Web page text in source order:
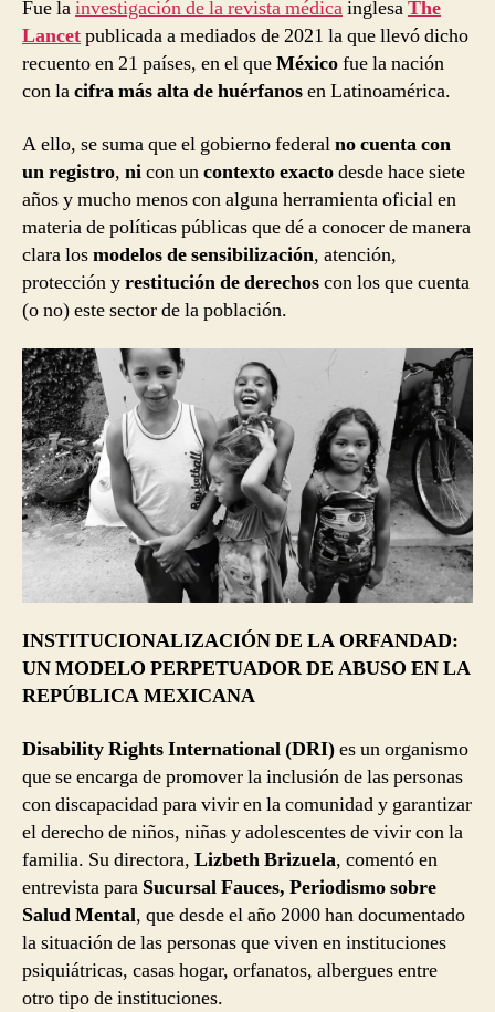
Fue lainvestigación de la revista médicainglesaThe
Lancetpublicada a mediados de 2021 la que llevó dicho
recuento en 21 países, en el queMéxicofue la nación
con lacifra más alta de huérfanosen Latinoamérica.
A ello, se suma que el gobierno federalno cuenta con
un registro, nicon uncontexto exactodesde hace siete
años y mucho menos con alguna herramienta oficial en
materia de políticas públicas que dé a conocer de manera
clara losmodelos de sensibilización, atención,
protección yrestitución de derechoscon los que cuenta
(o no) este sector de la población.
INSTITUCIONALIZACIÓN DE LA ORFANDAD:
UN MODELO PERPETUADOR DE ABUSO EN LA
REPÚBLICA MEXICANA
Disability Rights International (DRI)es un organismo
que se encarga de promover la inclusión de las personas
con discapacidad para vivir en la comunidad y garantizar
el derecho de niños, niñas y adolescentes de vivir con la
familia. Su directora, Lizbeth Brizuela, comentó en
entrevista para Sucursal Fauces, Periodismo sobre
Salud Mental, que desde el año 2000 han documentado
la situación de las personas que viven en instituciones
psiquiátricas, casas hogar, orfanatos, albergues entre
otro tipo de instituciones.